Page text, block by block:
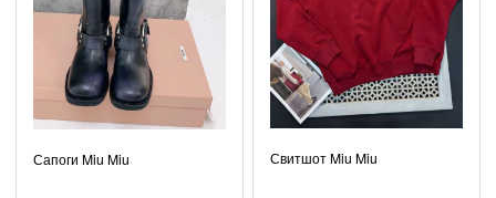
Сапоги Miu Miu Свитшот Miu Miu